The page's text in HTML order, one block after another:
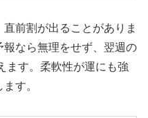
前割が出ることがありま
なら無理をせず、翌週の
ます。柔軟性が運にも強
す。